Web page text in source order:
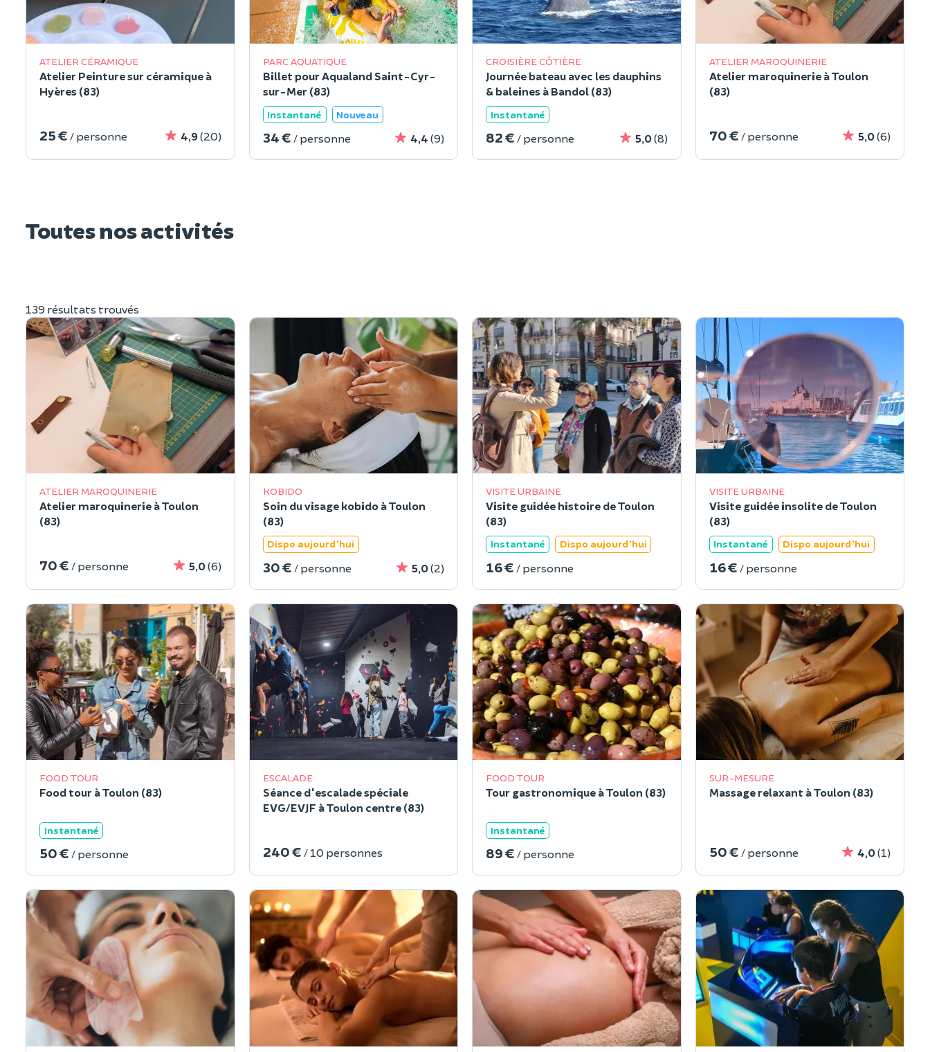
ATELIER CÉRAMIQUE
Atelier Peinture sur céramique à
Hyères (83)
25 € / personne 4,9(20)
PARC AQUATIQUE
Billet pour Aqualand Saint-Cyr-
sur-Mer (83)
Instantané Nouveau
34 € / personne 4,4 (9)
CROISIÈRE CÔTIÈRE
Journée bateau avec les dauphins
& baleines à Bandol (83)
Instantané
82 € / personne 5,0(8)
ATELIER MAROQUINERIE
Atelier maroquinerie à Toulon
(83)
70 € / personne 5,0(6)
Toutes nos activités
139 résultats trouvés
ATELIER MAROQUINERIE
Atelier maroquinerie à Toulon
(83)
70 € / personne 5,0(6)
KOBIDO
Soin du visage kobido à Toulon
(83)
Dispo aujourd'hui
30 € / personne 5,0(2)
VISITE URBAINE
Visite guidée histoire de Toulon
(83)
Instantané Dispo aujourd'hui
16 € / personne
VISITE URBAINE
Visite guidée insolite de Toulon
(83)
Instantané Dispo aujourd'hui
16 € / personne
FOOD TOUR
Food tour à Toulon (83)
Instantané
50 € / personne
ESCALADE
Séance d'escalade spéciale
EVG/EVJF à Toulon centre (83)
240 € / 10 personnes
FOOD TOUR
Tour gastronomique à Toulon (83)
Instantané
89 € / personne
SUR-MESURE
Massage relaxant à Toulon (83)
50 € / personne 4,0(1)